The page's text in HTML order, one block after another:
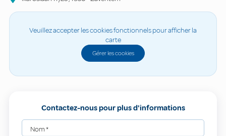
Veuillez accepter les cookies fonctionnels pour afficher la
carte
Gérer les cookies
Contactez-nous pour plus d'informations
Nom*